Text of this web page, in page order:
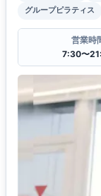
グループピラティス
営業時
7:30〜